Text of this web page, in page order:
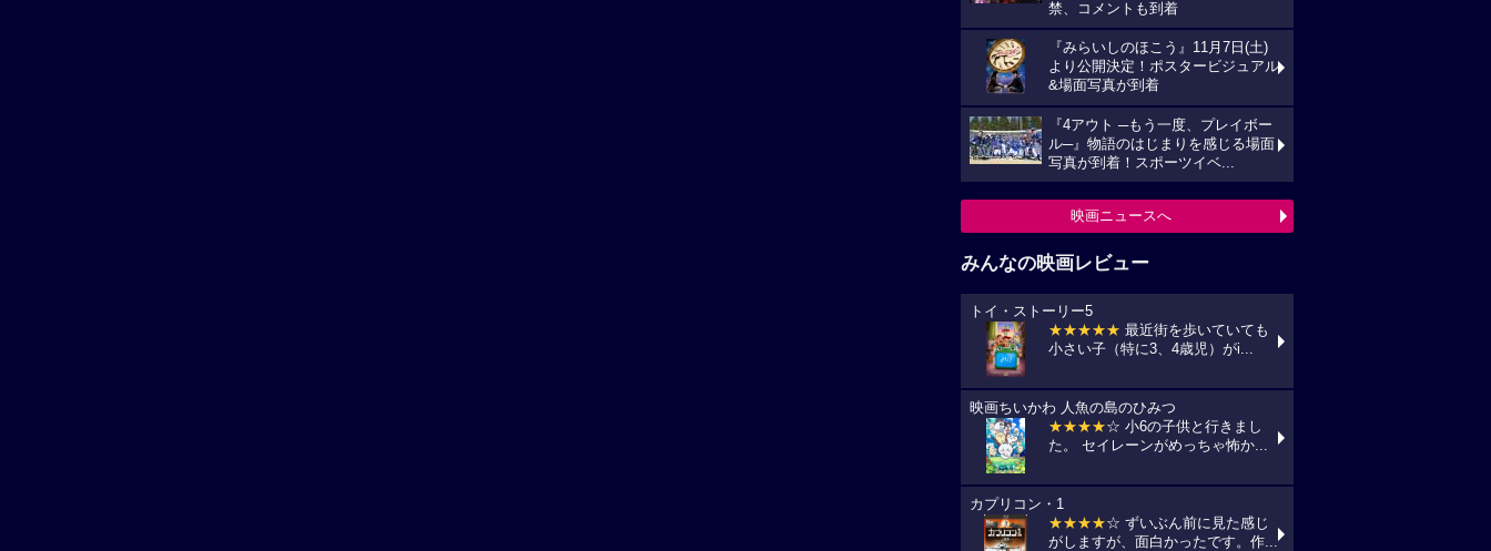
禁、コメントも到着
『みらいしのほこう』11月7日(土)
より公開決定！ポスタービジュアル
&場面写真が到着
『4アウト ─もう一度、プレイボー
ル─』物語のはじまりを感じる場面
写真が到着！スポーツイベ...
映画ニュースへ
みんなの映画レビュー
トイ・ストーリー5
★★★★★ 最近街を歩いていても
小さい子（特に3、4歳児）がi...
映画ちいかわ 人魚の島のひみつ
★★★★☆ 小6の子供と行きまし
た。 セイレーンがめっちゃ怖か...
カプリコン・1
★★★★☆ ずいぶん前に見た感じ
がしますが、面白かったです。作...